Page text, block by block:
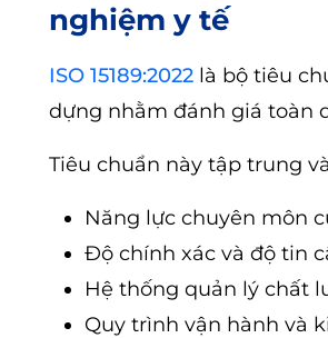
nghiệm y tế
ISO 15189:2022 là bộ tiêu
dựng nhằm đánh giá toàn
Tiêu chuẩn này tập trung
Năng lực chuyên môn
Độ chính xác và độ tin
Hệ thống quản lý chất
Quy trình vận hành và